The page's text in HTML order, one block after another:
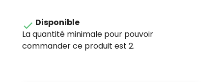
 Disponible
La quantité minimale pour pouvoir
commander ce produit est 2.